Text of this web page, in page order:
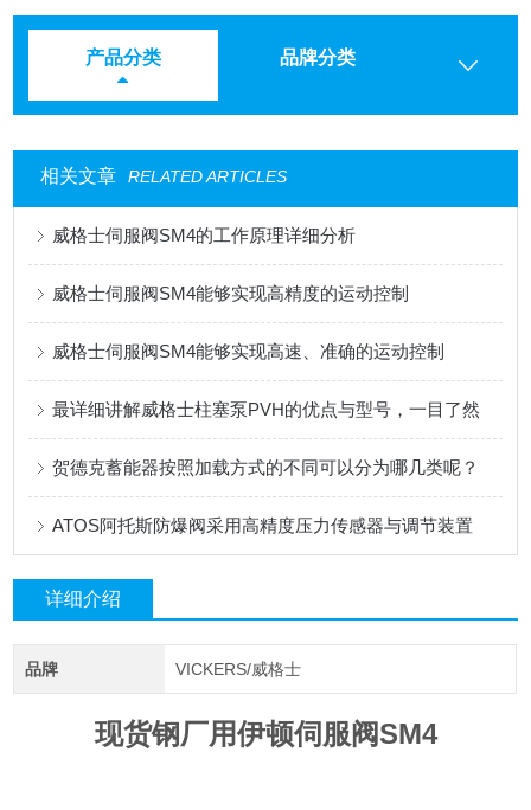
产品分类 品牌分类
相关文章 RELATED ARTICLES
威格士伺服阀SM4的工作原理详细分析
威格士伺服阀SM4能够实现高精度的运动控制
威格士伺服阀SM4能够实现高速、准确的运动控制
最详细讲解威格士柱塞泵PVH的优点与型号，一目了然
贺德克蓄能器按照加载方式的不同可以分为哪几类呢？
ATOS阿托斯防爆阀采用高精度压力传感器与调节装置
详细介绍
品牌 VICKERS/威格士
现货钢厂用伊顿伺服阀SM4